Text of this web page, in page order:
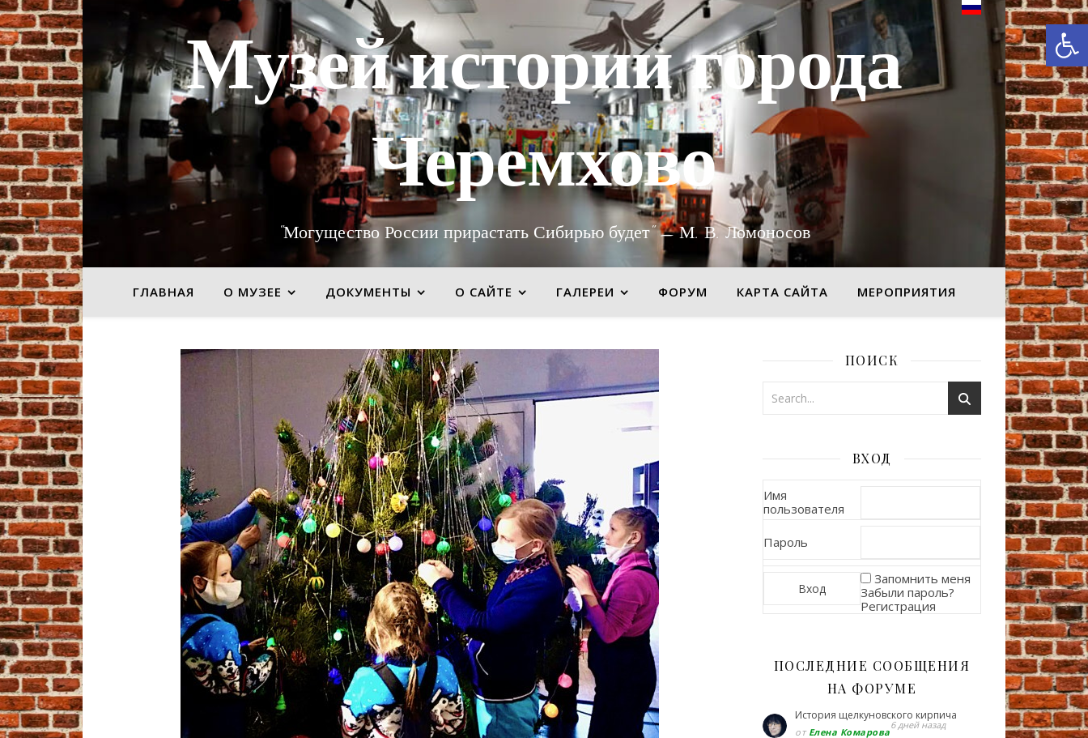
Музей истории города
Черемхово
"Могущество России прирастать Сибирью будет" — М. В. Ломоносов
ГЛАВНАЯ О МУЗЕЕ ДОКУМЕНТЫ О САЙТЕ ГАЛЕРЕИ ФОРУМ КАРТА САЙТА МЕРОПРИЯТИЯ
ПОИСК
ВХОД
Имя
пользователя
Пароль
Запомнить меня
Забыли пароль?
Регистрация
ПОСЛЕДНИЕ СООБЩЕНИЯ
НА ФОРУМЕ
История щелкуновского кирпича
от Елена Комарова
6 дней назад